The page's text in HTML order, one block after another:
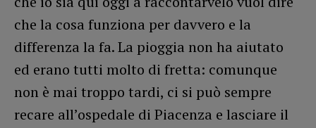
che la cosa funziona per davvero e la
differenza la fa. La pioggia non ha aiutato
ed erano tutti molto di fretta: comunque
non è mai troppo tardi, ci si può sempre
recare all’ospedale di Piacenza e lasciare il